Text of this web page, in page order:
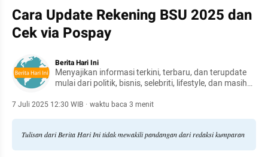
Cara Update Rekening BSU 2025 dan
Cek via Pospay
Berita Hari Ini
Menyajikan informasi terkini, terbaru, dan terupdate
mulai dari politik, bisnis, selebriti, lifestyle, dan masih
7 Juli 2025 12:30 WIB · waktu baca 3 menit
Tulisan dari Berita Hari Ini tidak mewakili pandangan dari redaksi kumparan